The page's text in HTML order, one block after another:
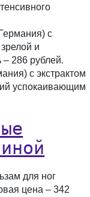
с
и
– 286 рублей.
с экстрактом
успокаивающим
для ног
цена –342